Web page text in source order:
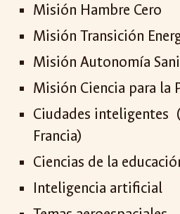
Misión Hambre Cero
Misión Transición
Misión Autonomía
Misión Ciencia para la
Ciudades inteligentes
Francia)
Ciencias de la
Inteligencia artificial